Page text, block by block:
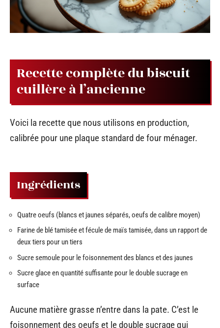
Recette complète du biscuit
cuillère à l’ancienne
Voici la recette que nous utilisons en production,
calibrée pour une plaque standard de four ménager.
Ingrédients
Quatre oeufs (blancs et jaunes séparés, oeufs de calibre moyen)
Farine de blé tamisée et fécule de maïs tamisée, dans un rapport de
deux tiers pour un tiers
Sucre semoule pour le foisonnement des blancs et des jaunes
Sucre glace en quantité suffisante pour le double sucrage en
surface
Aucune matière grasse n’entre dans la pate. C’est le
foisonnement des oeufs et le double sucrage qui